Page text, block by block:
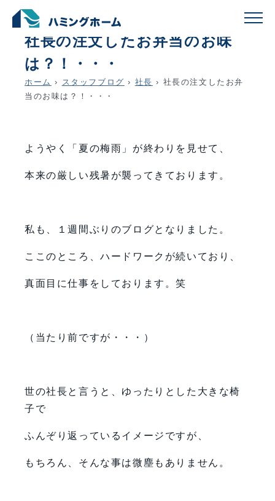
schedule
社長の注文したお弁当のお味
は？！・・・
ホーム › スタッフブログ › 社長 › 社長の注文したお弁
当のお味は？！・・・
ようやく「夏の梅雨」が終わりを見せて、
本来の厳しい残暑が襲ってきております。
私も、１週間ぶりのブログとなりました。
ここのところ、ハードワークが続いており、
真面目に仕事をしております。笑
（当たり前ですが・・・）
世の社長と言うと、ゆったりとした大きな椅
子で
ふんぞり返っているイメージですが、
もちろん、そんな事は微塵もありません。